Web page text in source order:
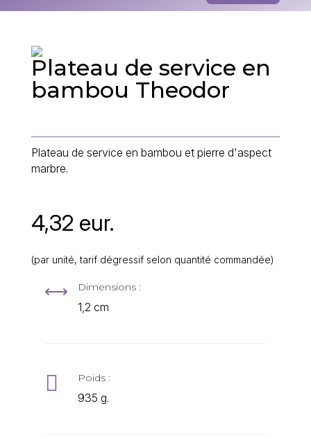
4,32 eur.
(par unité, tarif dégressif selon quantité commandée)
Plateau de service en
bambou Theodor
Plateau de service en bambou et pierre d'aspect
marbre.
, Dimensions :
1,2 cm
 Poids :
935 g.